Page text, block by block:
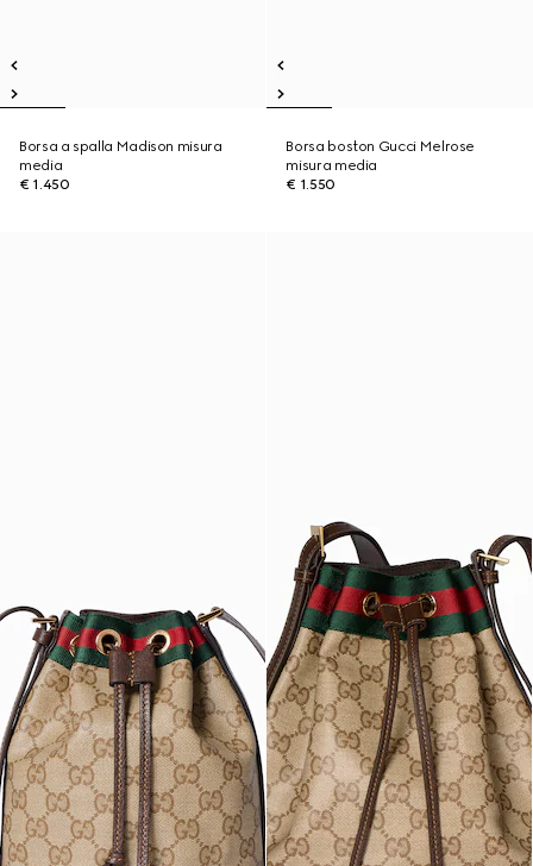
Borsa a spalla Madison misura
media
€ 1.450
Borsa boston Gucci Melrose
misura media
€ 1.550